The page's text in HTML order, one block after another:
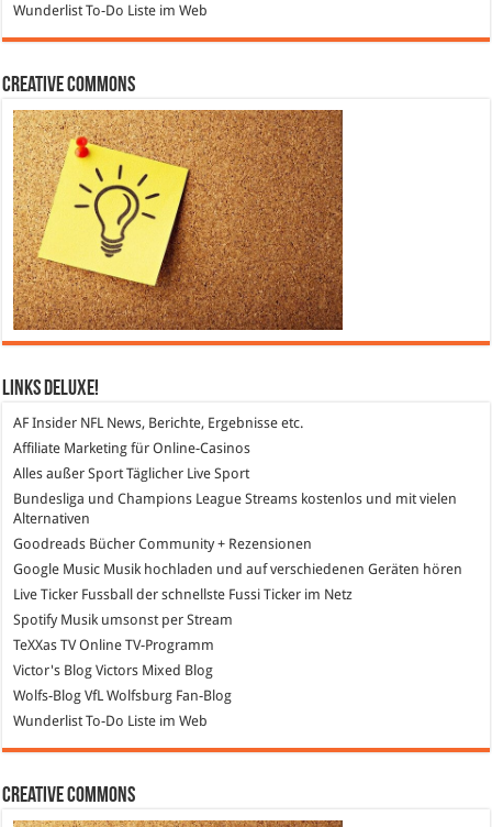
Wunderlist To-Do Liste im Web
Creative Commons
Links DeLuXe!
AF Insider NFL News, Berichte, Ergebnisse etc.
Affiliate Marketing für Online-Casinos
Alles außer Sport Täglicher Live Sport
Bundesliga und Champions League Streams kostenlos und mit vielen
Alternativen
Goodreads Bücher Community + Rezensionen
Google Music Musik hochladen und auf verschiedenen Geräten hören
Live Ticker Fussball der schnellste Fussi Ticker im Netz
SpotifyMusik umsonst per Stream
TeXXas TVOnline TV-Programm
Victor's Blog Victors Mixed Blog
Wolfs-Blog VfL Wolfsburg Fan-Blog
Wunderlist To-Do Liste im Web
Creative Commons